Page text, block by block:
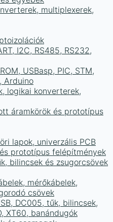
multiplexerek,
I2C, RS485, RS232,
USBasp, PIC, STM,
Arduino
logikai konverterek,
áramkörök és prototípus
lapok, univerzális PCB
prototípus felépítmények
bilincsek és zsugorcsövek
mérőkábelek,
csövek
DC005, tűk, bilincsek,
XT60, banándugók